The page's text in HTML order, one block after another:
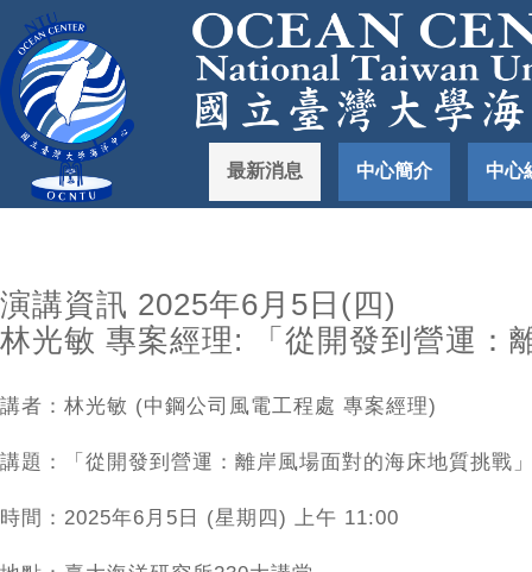
最新消息 中心簡介 中心
演講資訊 2025年6月5日(四)
林光敏 專案經理: 「從開發到營運：
講者：林光敏 (中鋼公司風電工程處 專案經理)
講題：「從開發到營運：離岸風場面對的海床地質挑戰
時間：2025年6月5日 (星期四) 上午 11:00